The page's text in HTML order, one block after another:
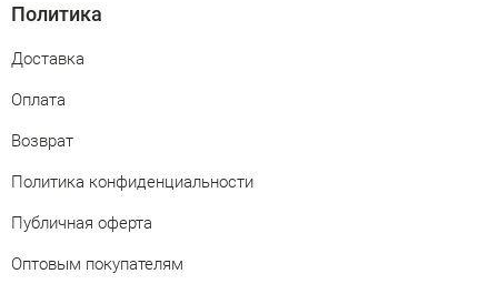
Политика
Доставка
Оплата
Возврат
Политика конфиденциальности
Публичная оферта
Оптовым покупателям